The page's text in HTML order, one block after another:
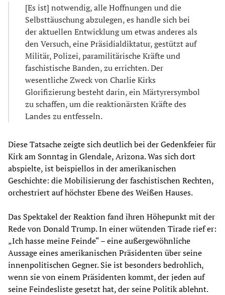
[Es ist] notwendig, alle Hoffnungen und die
Selbsttäuschung abzulegen, es handle sich bei
der aktuellen Entwicklung um etwas anderes als
den Versuch, eine Präsidialdiktatur, gestützt auf
Militär, Polizei, paramilitärische Kräfte und
faschistische Banden, zu errichten. Der
wesentliche Zweck von Charlie Kirks
Glorifizierung besteht darin, ein Märtyrersymbol
zu schaffen, um die reaktionärsten Kräfte des
Landes zu entfesseln.
Diese Tatsache zeigte sich deutlich bei der Gedenkfeier für
Kirk am Sonntag in Glendale, Arizona. Was sich dort
abspielte, ist beispiellos in der amerikanischen
Geschichte: die Mobilisierung der faschistischen Rechten,
orchestriert auf höchster Ebene des Weißen Hauses.
Das Spektakel der Reaktion fand ihren Höhepunkt mit der
Rede von Donald Trump. In einer wütenden Tirade rief er:
„Ich hasse meine Feinde“ – eine außergewöhnliche
Aussage eines amerikanischen Präsidenten über seine
innenpolitischen Gegner. Sie ist besonders bedrohlich,
wenn sie von einem Präsidenten kommt, der jeden auf
seine Feindesliste gesetzt hat, der seine Politik ablehnt.